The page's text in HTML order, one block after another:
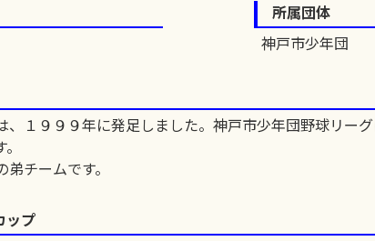
所属団体
神戸市少年団
、１９９９年に発足しました。神戸市少年団野球リー
チームです。
ップ